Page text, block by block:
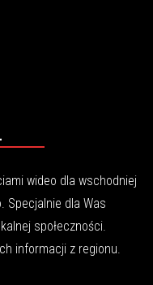
wideo dla wschodniej
Specjalnie dla Was
społeczności.
informacji z regionu.